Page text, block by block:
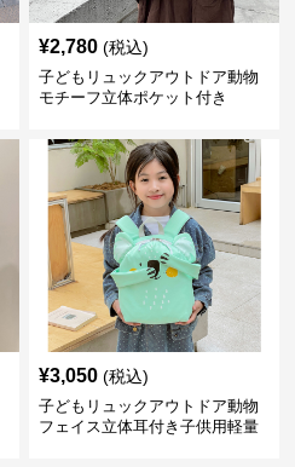
¥2,780 (税込)
子どもリュックアウトドア動物
モチーフ立体ポケット付き
¥3,050 (税込)
子どもリュックアウトドア動物
フェイス立体耳付き子供用軽量